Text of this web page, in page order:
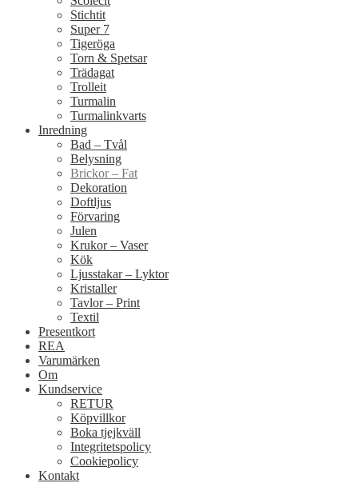
Stichtit
Super 7
Tigeröga
Torn & Spetsar
Trädagat
Trolleit
Turmalin
Turmalinkvarts
Inredning
Bad – Tvål
Belysning
Brickor – Fat
Dekoration
Doftljus
Förvaring
Julen
Krukor – Vaser
Kök
Ljusstakar – Lyktor
Kristaller
Tavlor – Print
Textil
Presentkort
REA
Varumärken
Om
Kundservice
RETUR
Köpvillkor
Boka tjejkväll
Integritetspolicy
Cookiepolicy
Kontakt